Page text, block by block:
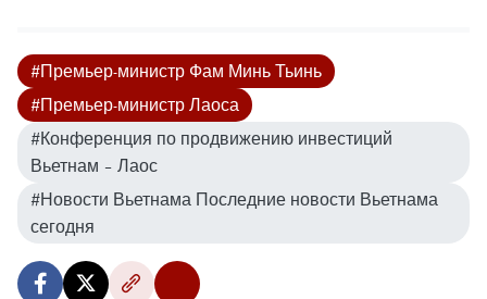
#Премьер-министр Фам Минь Тьинь
#Премьер-министр Лаоса
#Конференция по продвижению инвестиций
Вьетнам – Лаос
#Новости Вьетнама Последние новости Вьетнама
сегодня